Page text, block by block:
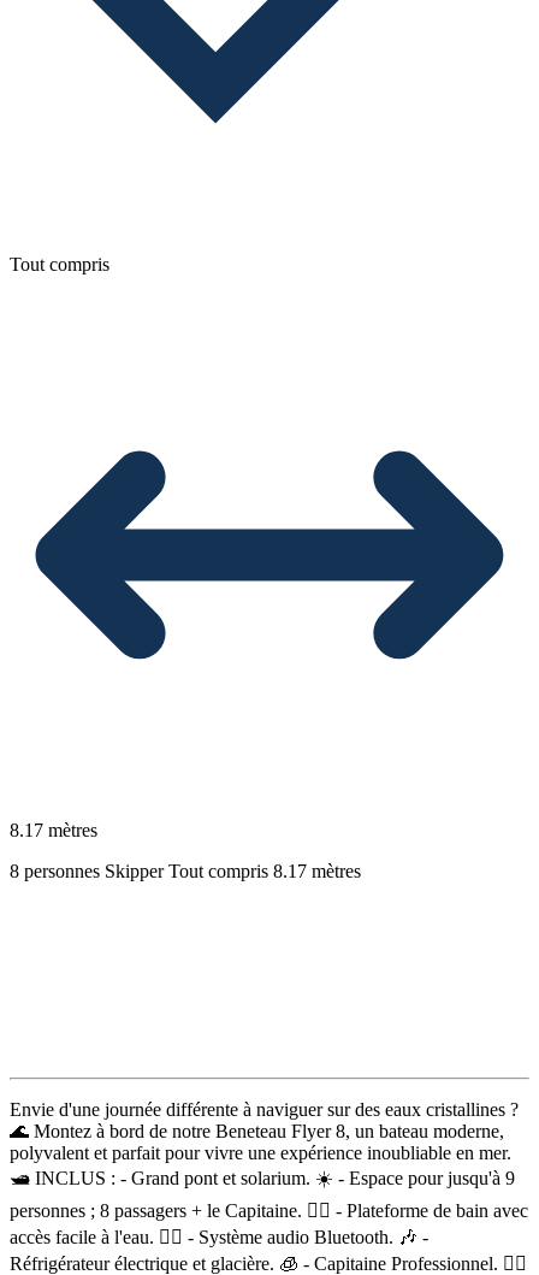
Tout compris
8.17 mètres
8 personnes Skipper Tout compris 8.17 mètres
Description
Envie d'une journée différente à naviguer sur des eaux cristallines ?
🌊 Montez à bord de notre Beneteau Flyer 8, un bateau moderne,
polyvalent et parfait pour vivre une expérience inoubliable en mer.
🛥️ INCLUS : - Grand pont et solarium. ☀️ - Espace pour jusqu'à 9
personnes ; 8 passagers + le Capitaine. 👨‍✈️ - Plateforme de bain avec
accès facile à l'eau. 🏊‍♀️ - Système audio Bluetooth. 🎶 -
Réfrigérateur électrique et glacière. 🧊 - Capitaine Professionnel. 🧑‍✈️